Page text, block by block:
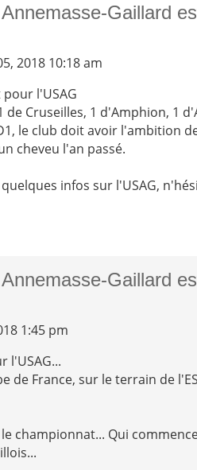
Gaillard
2018 10:18 am
l'USAG
de Cruseilles, 1 d'Amphion, 1
le club doit avoir l'ambition
cheveu l'an passé.
infos sur l'USAG,
Gaillard
1:45 pm
l'USAG...
de France, sur le terrain de
championnat... Qui